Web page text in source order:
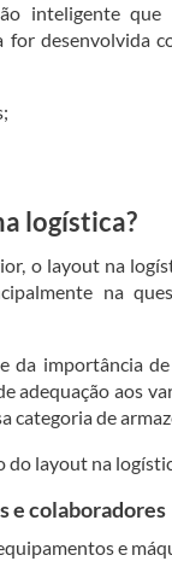
inteligente que
for desenvolvida
logística?
o layout na
na
da importância
adequação aos
categoria de
do layout na
e colaboradores
e